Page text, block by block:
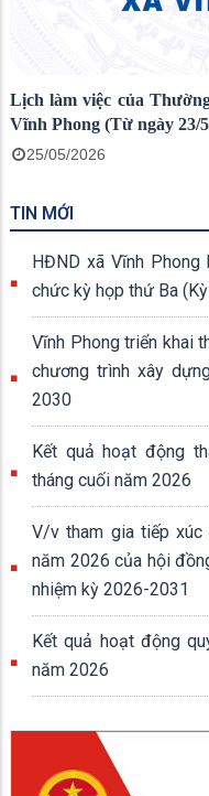
Lịch làm việc của
Vĩnh Phong (Từ ngày 23/
25/05/2026
TIN MỚI
HĐND xã Vĩnh
chức kỳ họp thứ Ba
Vĩnh Phong triển khai
chương trình xây
2030
Kết quả hoạt động
tháng cuối năm 2026
V/v tham gia tiếp
năm 2026 của hội
nhiệm kỳ 2026-2031
Kết quả hoạt động
năm 2026